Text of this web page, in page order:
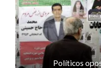
Políticos